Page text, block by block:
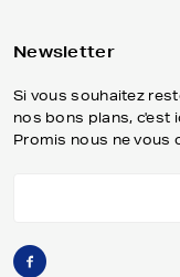
Newsletter
Si vous souhaitez
nos bons plans, c'est
Promis nous ne vous